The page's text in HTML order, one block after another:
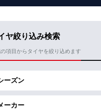
ヤ絞り込み検索
項目からタイヤを絞り込めます
ーズン
ーカー